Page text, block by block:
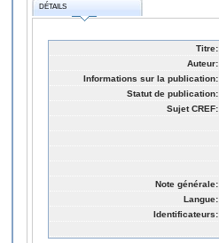
DÉTAILS
Titre:
Auteur:
Informations sur la publication:
Statut de publication:
Sujet CREF:
Note générale:
Langue:
Identificateurs: